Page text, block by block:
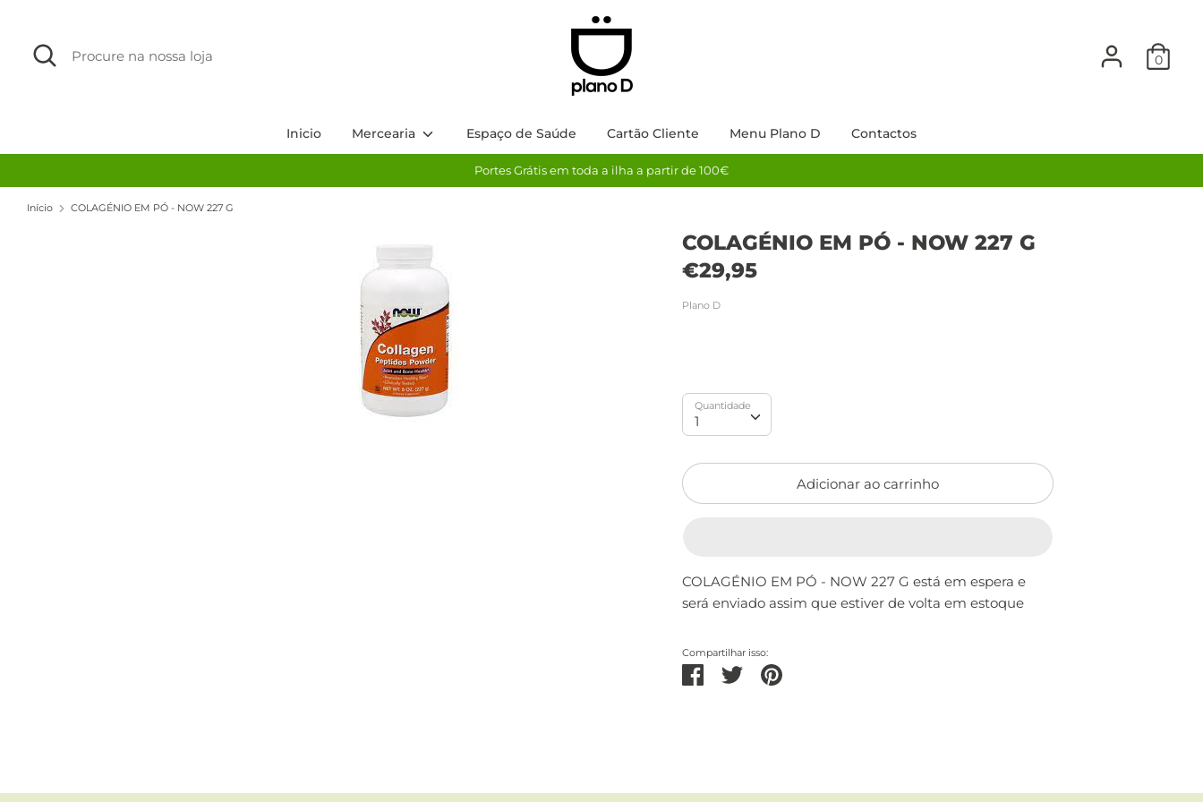
Procurar
Procure
na
0
Inicio Mercearia Espaço de Saúde Cartão Cliente Menu Plano D Contactos
Portes Grátis em toda a ilha a partir de 100€
Início COLAGÉNIO EM PÓ - NOW 227 G
COLAGÉNIO EM PÓ - NOW 227 G
€29,95
Plano D
Quantidade
1
Quantidade
Adicionar ao carrinho
COLAGÉNIO EM PÓ - NOW 227 G está em espera e
será enviado assim que estiver de volta em estoque
Compartilhar isso:
PartilharTweetarPinterest